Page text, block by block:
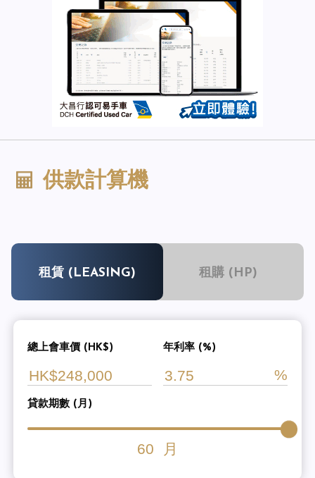
供款計算機
租賃 (LEASING) 租購 (HP)
總上會車價 (HK$) 年利率 (%)
貸款期數 (月)
60 月